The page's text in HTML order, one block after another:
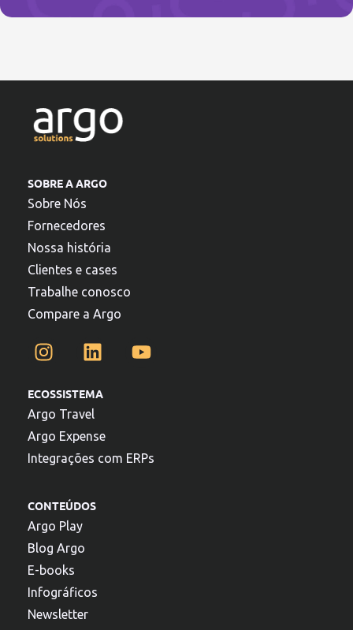
SOBRE A ARGO
Sobre Nós
Fornecedores
Nossa história
Clientes e cases
Trabalhe conosco
Compare a Argo
ECOSSISTEMA
Argo Travel
Argo Expense
Integrações com ERPs
CONTEÚDOS
Argo Play
Blog Argo
E-books
Infográficos
Newsletter